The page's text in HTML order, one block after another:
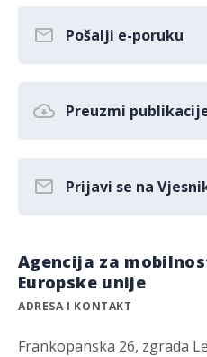
Pošalji e-poruku
Preuzmi
Prijavi se na
Agencija za
Europske unije
ADRESA I KONTAKT
Frankopanska 26, zgrada